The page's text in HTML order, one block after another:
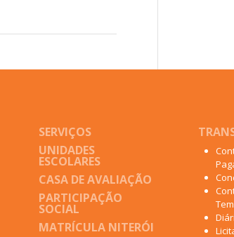
SERVIÇOS
UNIDADES
ESCOLARES
CASA DE AVALIAÇÃO
PARTICIPAÇÃO
SOCIAL
MATRÍCULA NITERÓI